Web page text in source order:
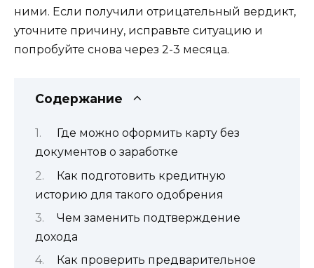
ними. Если получили отрицательный вердикт,
уточните причину, исправьте ситуацию и
попробуйте снова через 2-3 месяца.
Содержание
Где можно оформить карту без
документов о заработке
Как подготовить кредитную
историю для такого одобрения
Чем заменить подтверждение
дохода
Как проверить предварительное